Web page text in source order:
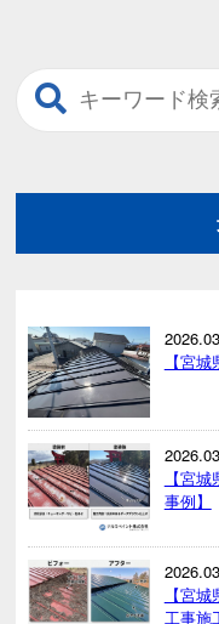
【宮
【宮
事例】
【宮
工事施